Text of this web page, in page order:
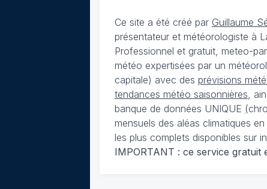
Ce site a été créé par Guillaume
présentateur et météorologiste à
Professionnel et gratuit, meteo-
météo expertisées par un
capitale) avec des prévisions
tendances météo saisonnières ,
banque de données UNIQUE (
mensuels des aléas climatiques
les plus complets disponibles sur
IMPORTANT : ce service gratuit